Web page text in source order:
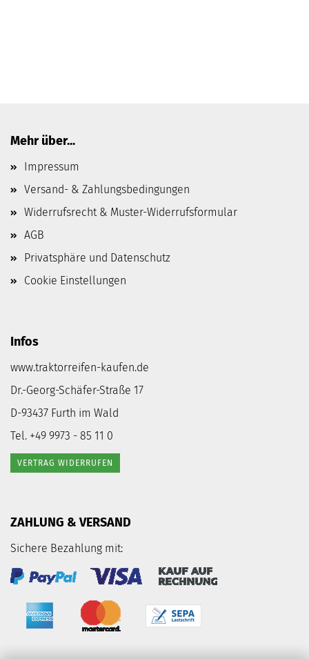
Mehr über...
Impressum
Versand- & Zahlungsbedingungen
Widerrufsrecht & Muster-Widerrufsformular
AGB
Privatsphäre und Datenschutz
Cookie Einstellungen
Infos
www.traktorreifen-kaufen.de
Dr.-Georg-Schäfer-Straße 17
D-93437 Furth im Wald
Tel. +49 9973 - 85 11 0
VERTRAG WIDERRUFEN
ZAHLUNG & VERSAND
Sichere Bezahlung mit: